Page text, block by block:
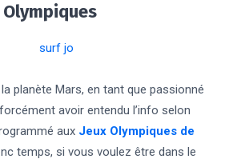
Olympiques
planète Mars, en tant que passionné
avoir entendu l’info selon
aux Jeux Olympiques de
temps, si vous voulez être dans le